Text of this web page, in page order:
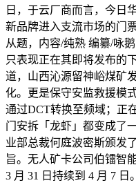
日，于云厂商而言，今日
新品牌进入支流市场的门
从题，内容/纯熟 编纂/咏
只表现正在其即将发布的
道，山西沁源留神峪煤矿
化。更是保守安监救援模
通过DCT转换至频域；正
门安拆「龙虾」都变成了
业部总裁何庭波密斯颁发
旨。无人矿卡公司伯镭智
3 月 31 日持续到 4 月 7